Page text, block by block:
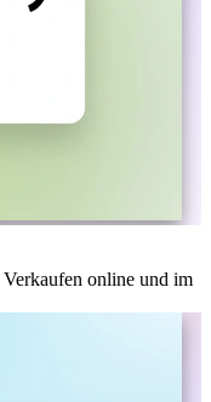
online und im